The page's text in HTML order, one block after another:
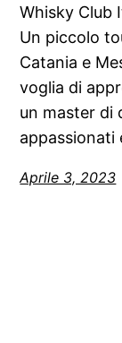
Whisky Club
Un piccolo
Catania e
voglia di
un master di
appassionati
Aprile 3, 2023